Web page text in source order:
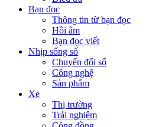
Bạn đọc
Thông tin từ bạn đọc
Hồi âm
Bạn đọc viết
Nhịp sống số
Chuyển đổi số
Công nghệ
Sản phẩm
Xe
Thị trường
Trải nghiệm